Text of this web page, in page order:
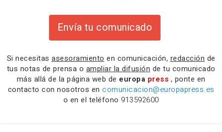
Envía tu comunicado
Si necesitas asesoramiento en comunicación, redacción de
tus notas de prensa o ampliar la difusión de tu comunicado
más allá de la página web de europa press , ponte en
contacto con nosotros en comunicacion@europapress.es
o en el teléfono 913592600